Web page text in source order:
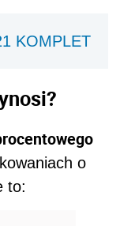
KOMPLET
o
to: